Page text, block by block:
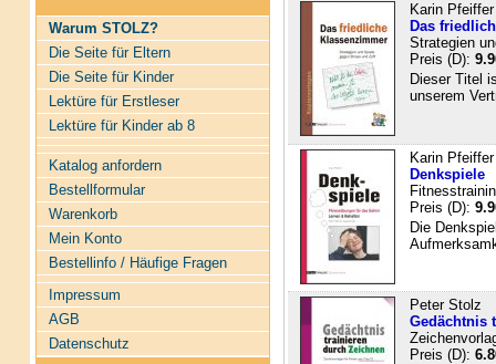
Warum STOLZ?
Die Seite für Eltern
Die Seite für Kinder
Lektüre für Erstleser
Lektüre für Kinder ab 8
Katalog anfordern
Bestellformular
Warenkorb
Mein Konto
Bestellinfo / Häufige Fragen
Impressum
AGB
Datenschutz
Karin Pfeiffer
Das
Strategien
Preis (D):
Dieser Titel
unserem
Karin Pfeiffer
Denkspiele
Preis (D):
Die
Peter Stolz
Gedächtnis
Preis (D):